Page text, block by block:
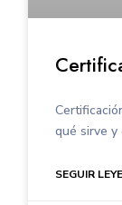
qué sirve y
SEGUIR